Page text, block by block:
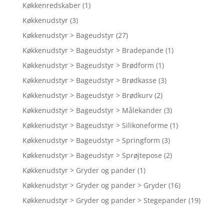
Køkkenredskaber (1)
Køkkenudstyr (3)
Køkkenudstyr > Bageudstyr (27)
Køkkenudstyr > Bageudstyr > Bradepande (1)
Køkkenudstyr > Bageudstyr > Brødform (1)
Køkkenudstyr > Bageudstyr > Brødkasse (3)
Køkkenudstyr > Bageudstyr > Brødkurv (2)
Køkkenudstyr > Bageudstyr > Målekander (3)
Køkkenudstyr > Bageudstyr > Silikoneforme (1)
Køkkenudstyr > Bageudstyr > Springform (3)
Køkkenudstyr > Bageudstyr > Sprøjtepose (2)
Køkkenudstyr > Gryder og pander (1)
Køkkenudstyr > Gryder og pander > Gryder (16)
Køkkenudstyr > Gryder og pander > Stegepander (19)